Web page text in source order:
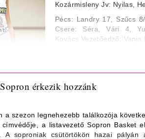
Kozármisleny Jv: Nyilas,
Pécs: Landry 17, Szűcs
Csere: Séra, Vári 4,
Kovács Vezetőedző: Vanja
Varga K. 3/3, Varga S. 2
Statisztika
5/14 36% ill. 7/21 33%
5/7 71% ill. 17/21 81%
érkezik hozzánk
a szezon legnehezebb találkozója
a listavezető Sopron Basket
A soproniak csütörtökön hazai